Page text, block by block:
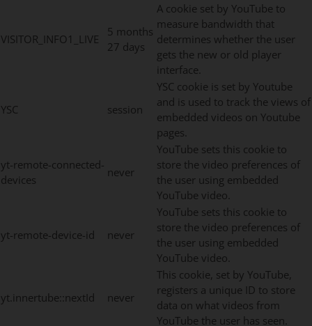
VISITOR_INFO1_LIVE
5 months
27 days
A cookie set by YouTube to
measure bandwidth that
determines whether the user
gets the new or old player
interface.
YSC session
YSC cookie is set by Youtube
and is used to track the views of
embedded videos on Youtube
pages.
yt-remote-connected-
devices
never
YouTube sets this cookie to
store the video preferences of
the user using embedded
YouTube video.
yt-remote-device-id never
YouTube sets this cookie to
store the video preferences of
the user using embedded
YouTube video.
yt.innertube::nextId never
This cookie, set by YouTube,
registers a unique ID to store
data on what videos from
YouTube the user has seen.